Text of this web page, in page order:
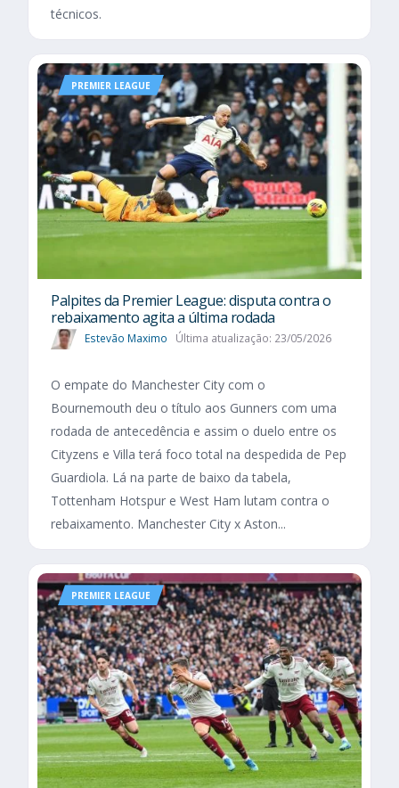
técnicos.
PREMIER LEAGUE
Palpites da Premier League: disputa contra o
rebaixamento agita a última rodada
Estevão Maximo Última atualização: 23/05/2026
O empate do Manchester City com o
Bournemouth deu o título aos Gunners com uma
rodada de antecedência e assim o duelo entre os
Cityzens e Villa terá foco total na despedida de Pep
Guardiola. Lá na parte de baixo da tabela,
Tottenham Hotspur e West Ham lutam contra o
rebaixamento. Manchester City x Aston...
PREMIER LEAGUE